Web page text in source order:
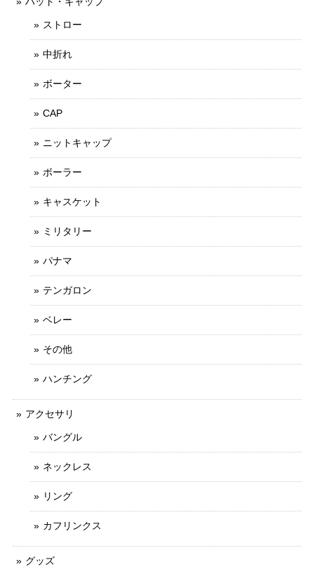
ストロー
中折れ
ボーター
CAP
ニットキャップ
ボーラー
キャスケット
ミリタリー
パナマ
テンガロン
ベレー
その他
ハンチング
アクセサリ
バングル
ネックレス
リング
カフリンクス
グッズ